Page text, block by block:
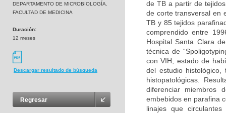
DEPARTAMENTO DE MICROBIOLOGÍA.
FACULTAD DE MEDICINA
Duración:
12 meses
Descargar resultado de búsqueda
Regresar
de TB a partir de
de corte transversal en
TB y 85 tejidos
comprendido entre
Hospital Santa Clara
técnica de
con VIH, estado de
del estudio
histopatológicas.
diferenciar miembros
embebidos en parafina
linajes que